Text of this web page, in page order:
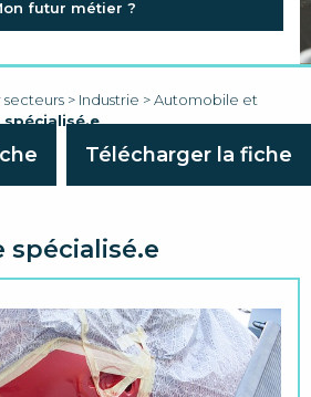
LIENS
futur métier ?
secteurs > Industrie >Automobile et
spécialisé.e
spécialisé.e
Télécharger la fiche